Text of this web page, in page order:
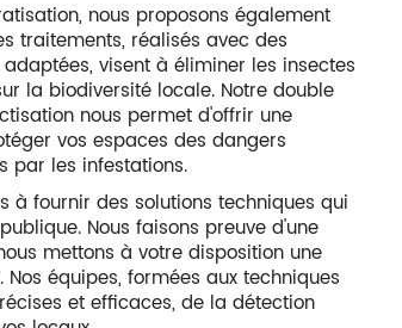
nous proposons également
traitements, réalisés avec des
visent à éliminer les insectes
la biodiversité locale. Notre double
nous permet d'offrir une
vos espaces des dangers
par les infestations.
à fournir des solutions techniques qui
Nous faisons preuve d'une
mettons à votre disposition une
. Nos équipes, formées aux techniques
et efficaces, de la détection